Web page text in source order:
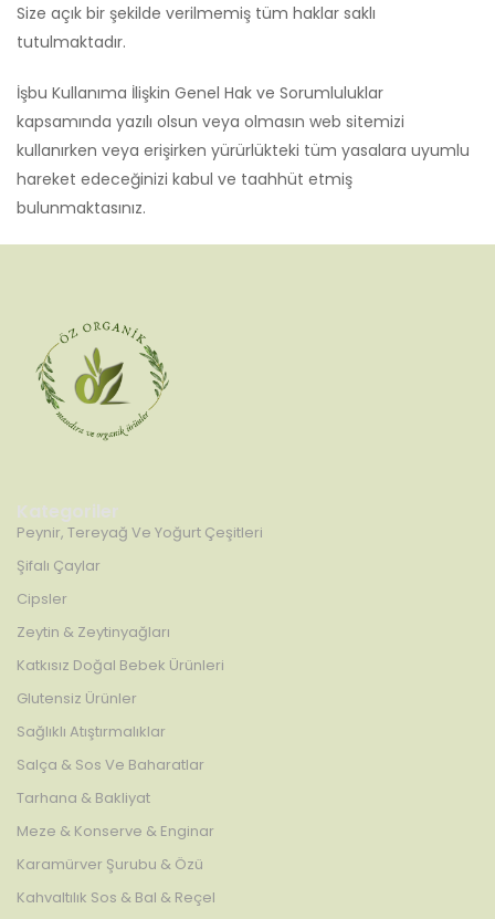
Size açık bir şekilde verilmemiş tüm haklar saklı
tutulmaktadır.
İşbu Kullanıma İlişkin Genel Hak ve Sorumluluklar
kapsamında yazılı olsun veya olmasın web sitemizi
kullanırken veya erişirken yürürlükteki tüm yasalara uyumlu
hareket edeceğinizi kabul ve taahhüt etmiş
bulunmaktasınız.
Kategoriler
Peynir, Tereyağ Ve Yoğurt Çeşitleri
Şifalı Çaylar
Cipsler
Zeytin & Zeytinyağları
Katkısız Doğal Bebek Ürünleri
Glutensiz Ürünler
Sağlıklı Atıştırmalıklar
Salça & Sos Ve Baharatlar
Tarhana & Bakliyat
Meze & Konserve & Enginar
Karamürver Şurubu & Özü
Kahvaltılık Sos & Bal & Reçel